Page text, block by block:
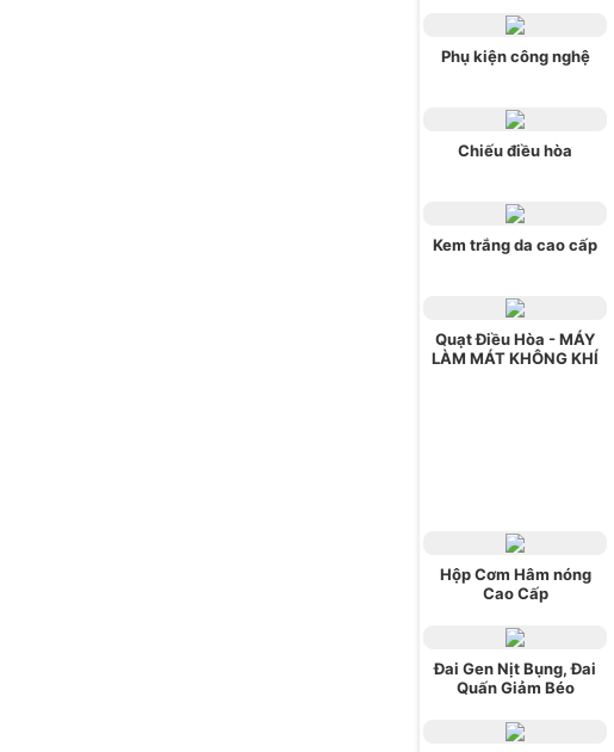
Phụ kiện công nghệ
Chiếu điều hòa
Kem trắng da cao cấp
Quạt Điều Hòa - MÁY
LÀM MÁT KHÔNG KHÍ
Hộp Cơm Hâm nóng
Cao Cấp
Đai Gen Nịt Bụng, Đai
Quấn Giảm Béo